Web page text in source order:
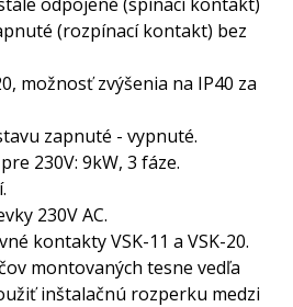
(rozpínací kontakt) bez
možnosť zvýšenia na IP40 za
zapnuté - vypnuté.
230V: 9kW, 3 fáze.
230V AC.
kontakty VSK-11 a VSK-20.
montovaných tesne vedľa
inštalačnú rozperku medzi